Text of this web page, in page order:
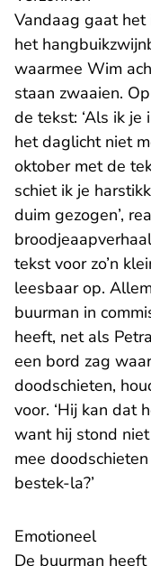
Vandaag gaat
het
waarmee Wim
staan zwaaien.
de tekst: ‘Als ik
het daglicht niet
oktober met de
schiet ik je
duim gezogen’,
tekst voor zo’n
leesbaar op.
buurman in
heeft, net als
een bord zag
doodschieten,
voor. ‘Hij kan dat
want hij stond
mee
bestek-la?’
Emotioneel
De buurman